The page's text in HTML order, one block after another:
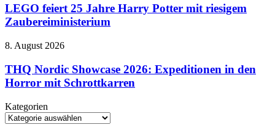
naher
Zukunft
dem
25
Jahre
Harry
mit
Zaubereiministerium
LEGO feiert 25 Jahre Harry Potter mit riesigem
Zaubereiministerium
THQ
Showcase
2026:
Expeditionen
den
Horror
8. August 2026
THQ Nordic Showcase 2026: Expeditionen in den
Horror mit Schrottkarren
Kategorien
Kategorien